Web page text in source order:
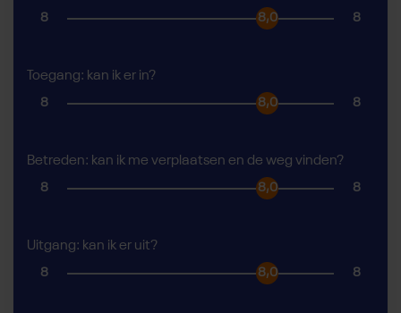
8 8,0 8
Toegang: kan ik er in?
8 8,0 8
Betreden: kan ik me verplaatsen en de weg vinden?
8 8,0 8
Uitgang: kan ik er uit?
8 8,0 8